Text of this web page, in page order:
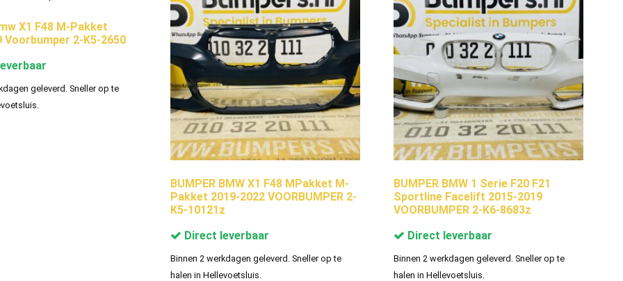
X1 F48 M-Pakket
Voorbumper 2-K5-2650
geleverd. Sneller op te
BUMPER BMW X1 F48 MPakket M-
Pakket 2019-2022 VOORBUMPER 2-
K5-10121z
Direct leverbaar
Binnen 2 werkdagen geleverd. Sneller op te
halen in Hellevoetsluis.
BUMPER BMW 1 Serie F20 F21
Sportline Facelift 2015-2019
VOORBUMPER 2-K6-8683z
Direct leverbaar
Binnen 2 werkdagen geleverd. Sneller op te
halen in Hellevoetsluis.